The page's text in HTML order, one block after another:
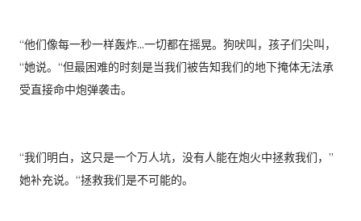
“他们像每一秒一样轰炸...一切都在摇晃。狗吠叫，孩子们尖叫，
“她说。“但最困难的时刻是当我们被告知我们的地下掩体无法承
受直接命中炮弹袭击。
“我们明白，这只是一个万人坑，没有人能在炮火中拯救我们，”
她补充说。“拯救我们是不可能的。